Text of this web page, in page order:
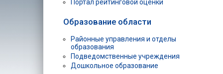
Портал рейтинговой оценки
Образование области
Районные управления и отделы
образования
Подведомственные учреждения
Дошкольное образование